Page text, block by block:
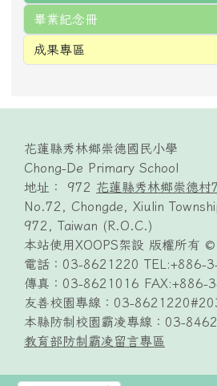
頁尾區域內容
花蓮縣秀林鄉崇德國民小學
Chong-De Primary School
地址： 972 花蓮縣秀林鄉崇德村
No.72, Chongde, Xiulin
972, Taiwan (R.O.C.)
本站使用XOOPS架設 版權所有
電話：03-8621220 TEL:+886-
傳真：03-8621016 FAX:+886-
友善校園專線：03-
本縣防制校園霸凌專線：03-
教育部防制霸凌留言專區